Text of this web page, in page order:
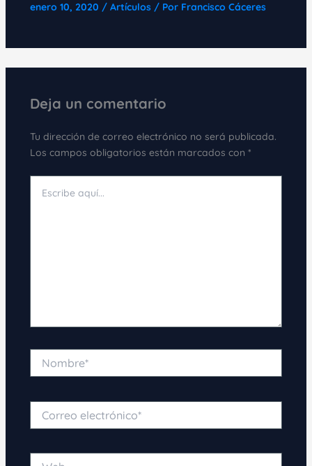
enero 10, 2020 / Artículos/ Por Francisco Cáceres
Deja un comentario
Tu dirección de correo electrónico no será publicada.
Los campos obligatorios están marcados con *
aquí...
electrónico*